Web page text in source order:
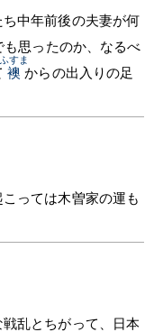
中年前後の夫妻が何
も思ったのか、なるべ
襖
ふすま
からの出入りの足
っては木曽家の運も
乱とちがって、日本